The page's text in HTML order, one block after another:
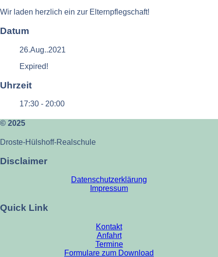
Wir laden herzlich ein zur Elternpflegschaft!
Datum
26.Aug..2021
Expired!
Uhrzeit
17:30 - 20:00
© 2025
Droste-Hülshoff-Realschule
Disclaimer
Datenschutzerklärung
Impressum
Quick Link
Kontakt
Anfahrt
Termine
Formulare zum Download